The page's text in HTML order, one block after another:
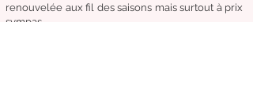
renouvelée aux fil des saisons mais surtout à prix
sympas.